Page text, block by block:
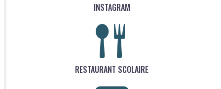
INSTAGRAM
RESTAURANT SCOLAIRE